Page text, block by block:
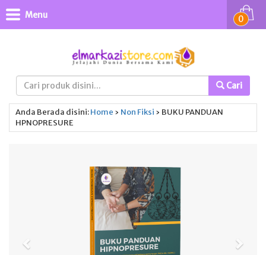
Cari
0
Menu
Anda Berada disini:Home › Non Fiksi › BUKU PANDUAN
HPNOPRESURE